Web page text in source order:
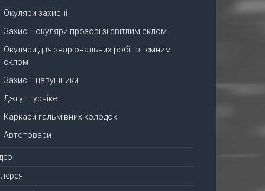
Окуляри захисні
Захисні окуляри прозорі зі світлим склом
Окуляри для зварювальних робіт з темним
склом
Захисні навушники
Джгут турнікет
Каркаси гальмівних колодок
Автотовари